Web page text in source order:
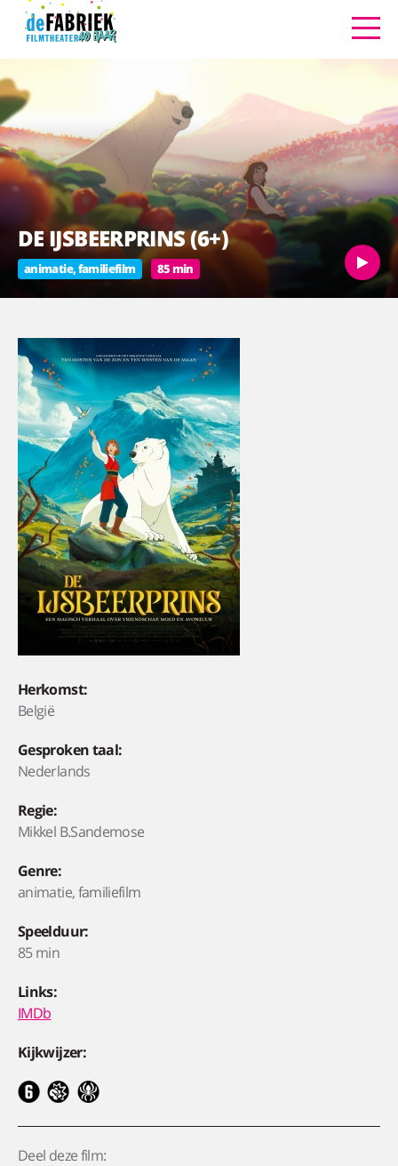
DE IJSBEERPRINS (6+)
animatie, familiefilm 85 min
Herkomst:
België
Gesproken taal:
Nederlands
Regie:
Mikkel B.Sandemose
Genre:
animatie, familiefilm
Speelduur:
85 min
Links:
IMDb
Kijkwijzer:
Deel deze film: